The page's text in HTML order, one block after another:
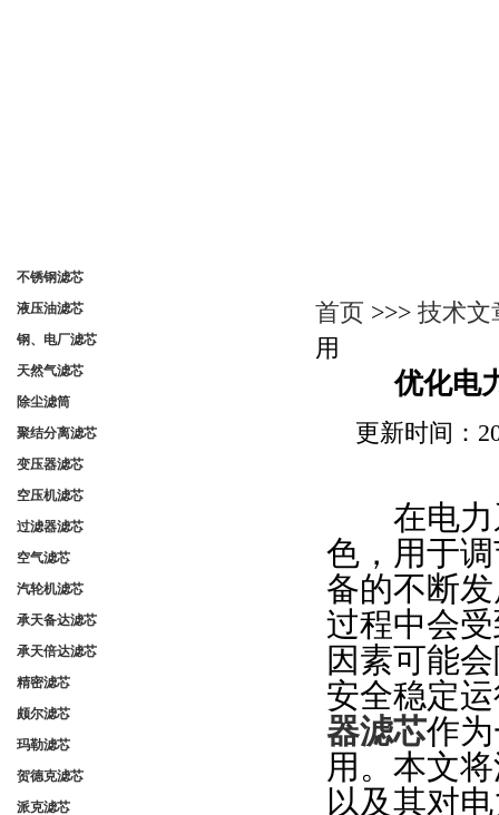
首页 >>> 技术文
用
优化电
更新时间：
在电力系
色，用于
备的不断
过程中会
因素可能
安全稳定
器滤芯作
用。本文
以及其对
不锈钢滤芯
液压油滤芯
钢、电厂滤芯
天然气滤芯
除尘滤筒
聚结分离滤芯
变压器滤芯
空压机滤芯
过滤器滤芯
空气滤芯
汽轮机滤芯
承天备达滤芯
承天倍达滤芯
精密滤芯
颇尔滤芯
玛勒滤芯
贺德克滤芯
派克滤芯